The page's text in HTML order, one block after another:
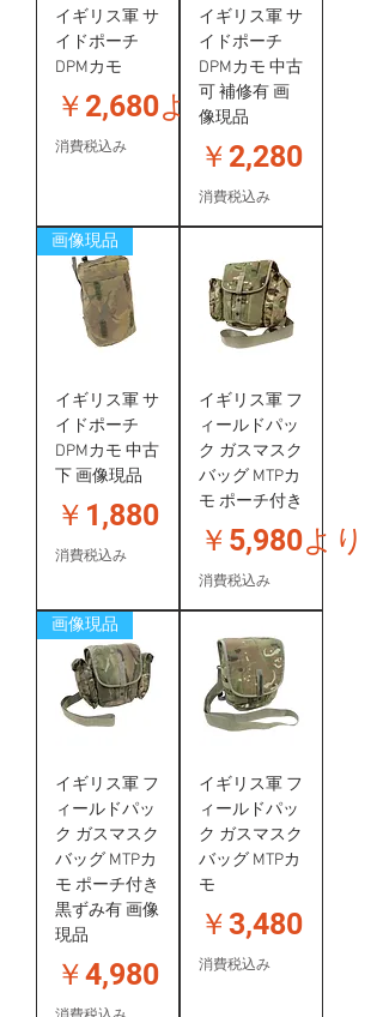
イギリス軍 サ
イドポーチ
DPMカモ
￥2,680より
セール価格
消費税込み
イギリス軍 サ
イドポーチ
DPMカモ 中古
可 補修有 画
像現品
価格
￥2,280
消費税込み
画像現品
イギリス軍 サ
イドポーチ
DPMカモ 中古
下 画像現品
価格
￥1,880
消費税込み
イギリス軍 フ
ィールドパッ
ク ガスマスク
バッグ MTPカ
モ ポーチ付き
￥5,980より
セール価格
消費税込み
画像現品
イギリス軍 フ
ィールドパッ
ク ガスマスク
バッグ MTPカ
モ ポーチ付き
黒ずみ有 画像
現品
価格
￥4,980
イギリス軍 フ
ィールドパッ
ク ガスマスク
バッグ MTPカ
モ
価格
￥3,480
消費税込み